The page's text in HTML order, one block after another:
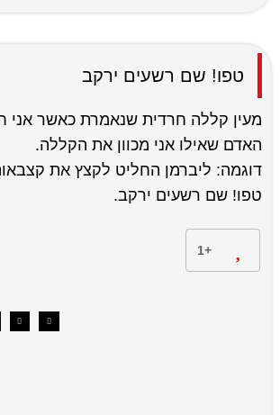
טפו! שם רשעים ירקב
מעין קללה חרדית שנאמרת כאשר אני
האדם שאילו אני מכוון את הקללה.
דוגמה: ליברמן החליט לקצץ את
טפו! שם רשעים ירקב.
+1